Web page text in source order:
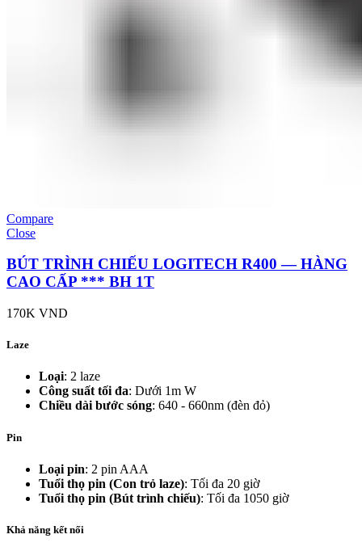
Compare
Close
BÚT TRÌNH CHIẾU LOGITECH R400 — HÀNG
CAO CẤP *** BH 1T
170K VND
Laze
Loại: 2 laze
Công suất tối đa: Dưới 1m W
Chiều dài bước sóng: 640 - 660nm (đèn đỏ)
Pin
Loại pin: 2 pin AAA
Tuổi thọ pin (Con trỏ laze): Tối đa 20 giờ
Tuổi thọ pin (Bút trình chiếu): Tối đa 1050 giờ
Khả năng kết nối